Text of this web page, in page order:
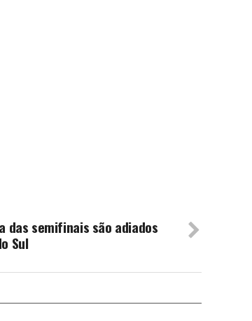
das semifinais são adiados
Sul